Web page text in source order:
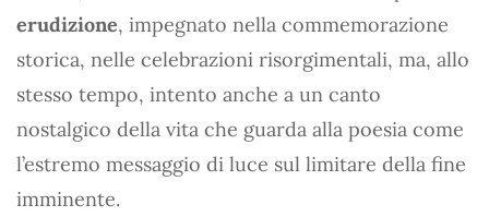
erudizione, impegnato nella commemorazione
storica, nelle celebrazioni risorgimentali, ma, allo
stesso tempo, intento anche a un canto
nostalgico della vita che guarda alla poesia come
l’estremo messaggio di luce sul limitare della fine
imminente.